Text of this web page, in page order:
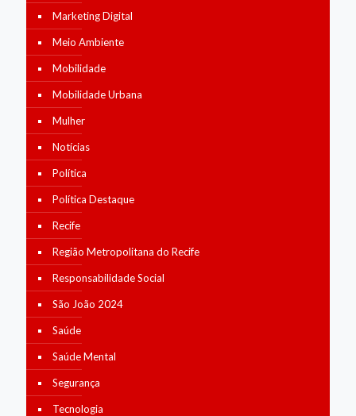
Marketing Digital
Meio Ambiente
Mobilidade
Mobilidade Urbana
Mulher
Notícias
Política
Política Destaque
Recife
Região Metropolitana do Recife
Responsabilidade Social
São João 2024
Saúde
Saúde Mental
Segurança
Tecnologia